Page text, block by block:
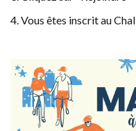
4. Vous êtes inscrit au